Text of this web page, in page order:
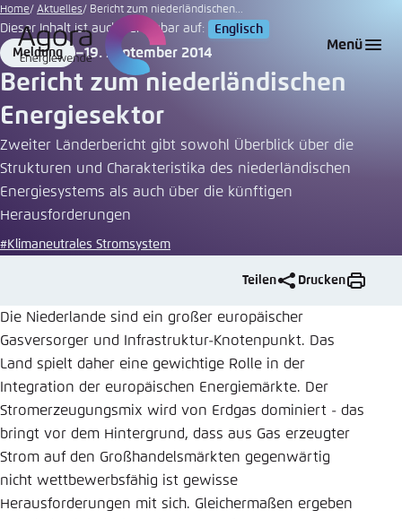
Zum
Hauptinhalt
gehen
Menü
Home Aktuelles Bericht zum niederländischen...
Dieser Inhalt ist auch verfügbar auf: Englisch
Format
Meldung
Date
19. September 2014
Bericht zum niederländischen
Energiesektor
Zweiter Länderbericht gibt sowohl Überblick über die
Strukturen und Charakteristika des niederländischen
Energiesystems als auch über die künftigen
Herausforderungen
#Klimaneutrales Stromsystem
Teilen Drucken
Die Niederlande sind ein großer europäischer
Gasversorger und Infrastruktur-Knotenpunkt. Das
Land spielt daher eine gewichtige Rolle in der
Integration der europäischen Energiemärkte. Der
Stromerzeugungsmix wird von Erdgas dominiert - das
bringt vor dem Hintergrund, dass aus Gas erzeugter
Strom auf den Großhandelsmärkten gegenwärtig
nicht wettbewerbsfähig ist gewisse
Herausforderungen mit sich. Gleichermaßen ergeben
Login
Melden Sie sich an um ..., ... und ... zu verwalten.
Benutzername *
Anmelden
Noch kein Benutzerkonto?
Abbrechen
Sprache auswählen
Englisch
Deutsch
Agora Think Tanks
Erscheinungsbild der Webseite
Diese Webseite passt ihr Farbschema basierend
auf Ihren Einstellungen an. Wählen Sie aus,
welches Farbschema Sie für diese Webseite
verwenden möchten.
Close
Hell
Automatisch
Einstellung für diese Webseite im Browser
speichern